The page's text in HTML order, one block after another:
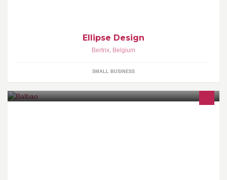
Ellipse Design
Bertrix, Belgium
SMALL BUSINESS